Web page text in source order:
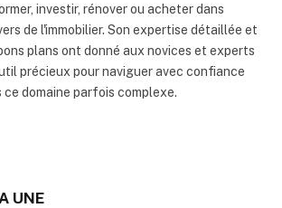
investir, rénover ou acheter dans
de l'immobilier. Son expertise détaillée et
plans ont donné aux novices et experts
précieux pour naviguer avec confiance
ce domaine parfois complexe.
UNE